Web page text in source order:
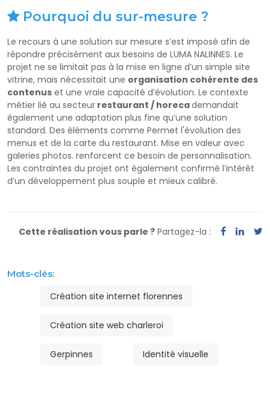
Pourquoi du sur-mesure ?
Le recours à une solution sur mesure s’est imposé afin de
répondre précisément aux besoins de LUMA NALINNES. Le
projet ne se limitait pas à la mise en ligne d’un simple site
vitrine, mais nécessitait une organisation cohérente des
contenus et une vraie capacité d’évolution. Le contexte
métier lié au secteur restaurant / horecademandait
également une adaptation plus fine qu’une solution
standard. Des éléments comme Permet l'évolution des
menus et de la carte du restaurant. Mise en valeur avec
galeries photos. renforcent ce besoin de personnalisation.
Les contraintes du projet ont également confirmé l’intérêt
d’un développement plus souple et mieux calibré.
Cette réalisation vous parle ? Partagez-la :
Mots-clés:
Création site internet florennes
Création site web charleroi
Gerpinnes Identité visuelle